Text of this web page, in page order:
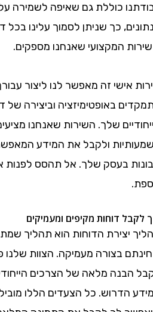
כוללת גם שאיפה לשמירה על
כך שניתן לסמוך עלינו בכל דבר
המקצועי שאנחנו מספקים.
זה מאפשר לנו ליצור עבורך
באופטימיזציה וביצירה של
שלך. השירות שאנחנו מציעים
ולקבל את המידע המאפשר
בעסק שלך. אל תהסס לפנות
דוחות מקיפים ומעמיקים
הדוחות הוא תהליך
בצורה מעמיקה. הצוות שלנו
מלאה של הצרכים הייחודיים
כל הצעדים הללו מובילים